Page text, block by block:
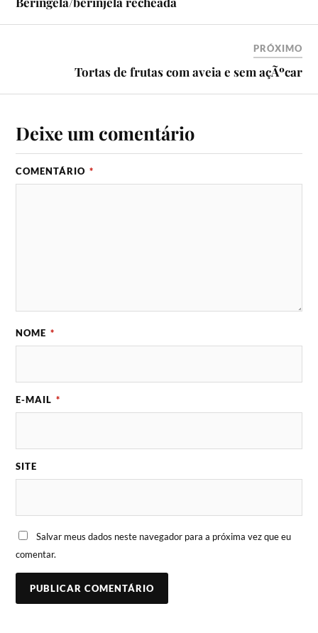
PRÓXIMO
Tortas de frutas com aveia e sem açÃºcar
Deixe um comentário
COMENTÁRIO *
NOME *
E-MAIL *
SITE
Salvar meus dados neste navegador para a próxima vez que eu
comentar.